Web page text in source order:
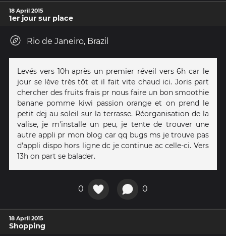
18 April 2015
1er jour sur place
Rio de Janeiro, Brazil
Levés vers 10h après un premier réveil vers 6h car le
jour se lève très tôt et il fait vite chaud ici. Joris part
chercher des fruits frais pr nous faire un bon smoothie
banane pomme kiwi passion orange et on prend le
petit dej au soleil sur la terrasse. Réorganisation de la
valise, je m'installe un peu, je tente de trouver une
autre appli pr mon blog car qq bugs ms je trouve pas
d'appli dispo hors ligne dc je continue ac celle-ci. Vers
13h on part se balader.
0 0
18 April 2015
Shopping